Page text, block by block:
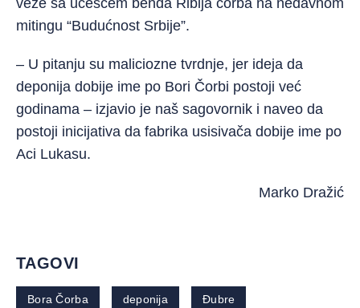
veze sa učešćem benda Riblja čorba na nedavnom
mitingu “Budućnost Srbije”.
– U pitanju su maliciozne tvrdnje, jer ideja da
deponija dobije ime po Bori Čorbi postoji već
godinama – izjavio je naš sagovornik i naveo da
postoji inicijativa da fabrika usisivača dobije ime po
Aci Lukasu.
Marko Dražić
TAGOVI
Bora Čorba deponija Đubre